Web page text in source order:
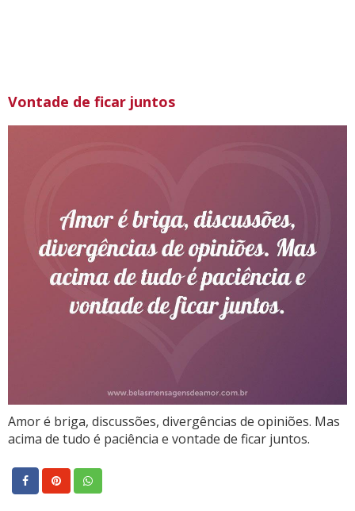
Vontade de ficar juntos
Amor é briga, discussões, divergências de opiniões. Mas
acima de tudo é paciência e vontade de ficar juntos.